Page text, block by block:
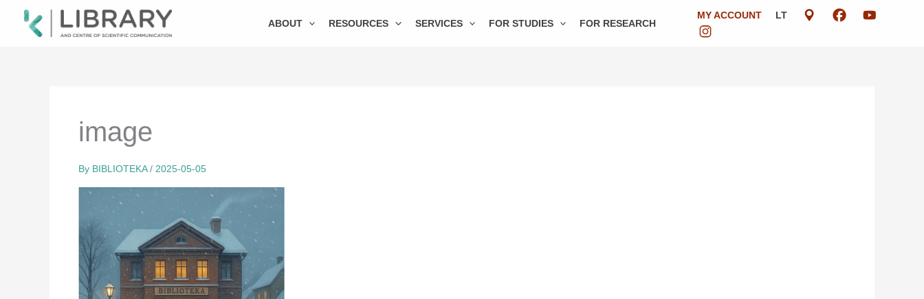
ABOUT RESOURCES SERVICES FOR STUDIES FOR RESEARCH
MY ACCOUNT LT
image
By BIBLIOTEKA/ 2025-05-05